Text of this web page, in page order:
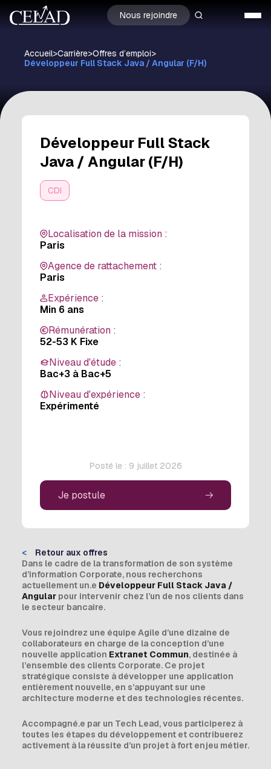
Nous rejoindre
Accueil>Carrière>Offres d’emploi>
Développeur Full Stack Java / Angular (F/H)
Développeur Full Stack
Java / Angular (F/H)
CDI
Localisation de la mission :
Paris
Agence de rattachement :
Paris
Expérience :
Min 6 ans
Rémunération :
52-53 K Fixe
Niveau d'étude :
Bac+3 à Bac+5
Niveau d'expérience :
Expérimenté
Posté le : 9 juillet 2026
Je postule
<
Retour aux offres
Dans le cadre de la transformation de son système
d’information Corporate, nous recherchons
actuellement un.e Développeur Full Stack Java /
Angular pour intervenir chez l’un de nos clients dans
le secteur bancaire.
Vous rejoindrez une équipe Agile d’une dizaine de
collaborateurs en charge de la conception d’une
nouvelle application Extranet Commun, destinée à
l’ensemble des clients Corporate. Ce projet
stratégique consiste à développer une application
entièrement nouvelle, en s’appuyant sur une
architecture moderne et des technologies récentes.
Accompagné.e par un Tech Lead, vous participerez à
toutes les étapes du développement et contribuerez
activement à la réussite d’un projet à fort enjeu métier.